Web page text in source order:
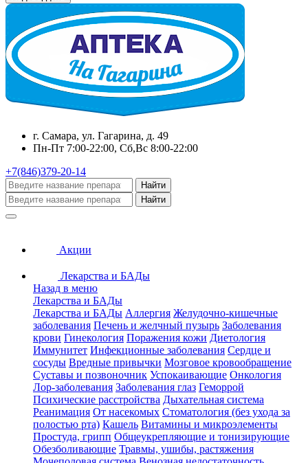
г. Самара, ул. Гагарина, д. 49
Пн-Пт 7:00-22:00, Сб,Вс 8:00-22:00
+7(846)379-20-14
Найти
Найти
Акции
Лекарства и БАДы
Назад в меню
Лекарства и БАДы
Лекарства и БАДы Аллергия Желудочно-кишечные
заболевания Печень и желчный пузырь Заболевания
крови Гинекология Поражения кожи Диетология
Иммунитет Инфекционные заболевания Сердце и
сосуды Вредные привычки Мозговое кровообращение
Суставы и позвоночник Успокаивающие Онкология
Лор-заболевания Заболевания глаз Геморрой
Психические расстройства Дыхательная система
Реанимация От насекомых Стоматология (без ухода за
полостью рта) Кашель Витамины и микроэлементы
Простуда, грипп Общеукрепляющие и тонизирующие
Обезболивающие Травмы, ушибы, растяжения